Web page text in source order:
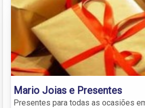
Mario Joias e Presentes
Presentes para todas as ocasiões